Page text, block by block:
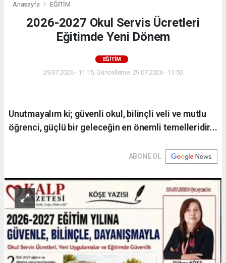
Anasayfa EĞİTİM
2026-2027 Okul Servis Ücretleri
Eğitimde Yeni Dönem
EĞİTİM
29.07.2026 - 11:15, Güncelleme: 29.07.2026 - 11:50
Unutmayalım ki; güvenli okul, bilinçli veli ve mutlu
öğrenci, güçlü bir geleceğin en önemli temelleridir...
ABONE OL